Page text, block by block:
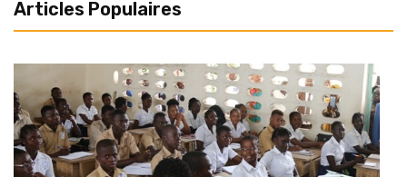
Articles Populaires